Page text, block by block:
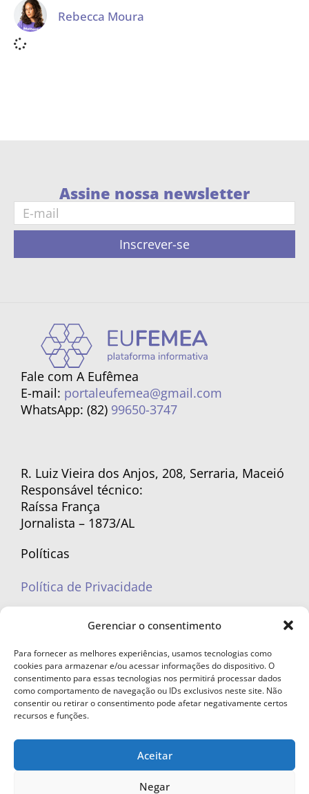
Gerenciar o consentimento
Para fornecer as melhores experiências, usamos tecnologias como
cookies para armazenar e/ou acessar informações do dispositivo. O
consentimento para essas tecnologias nos permitirá processar dados
como comportamento de navegação ou IDs exclusivos neste site. Não
consentir ou retirar o consentimento pode afetar negativamente certos
recursos e funções.
Aceitar
Negar
Rebecca Moura
Assine nossa newsletter
Inscrever-se
Fale com A Eufêmea
E-mail: portaleufemea@gmail.com
WhatsApp: (82) 99650-3747
R. Luiz Vieira dos Anjos, 208, Serraria, Maceió
Responsável técnico:
Raíssa França
Jornalista – 1873/AL
Políticas
Política de Privacidade
Políticas de Cookies
portaleufemea@gmail.com
© Copyright 2023 - Todos os direitos reservados. Proibida cópia total ou